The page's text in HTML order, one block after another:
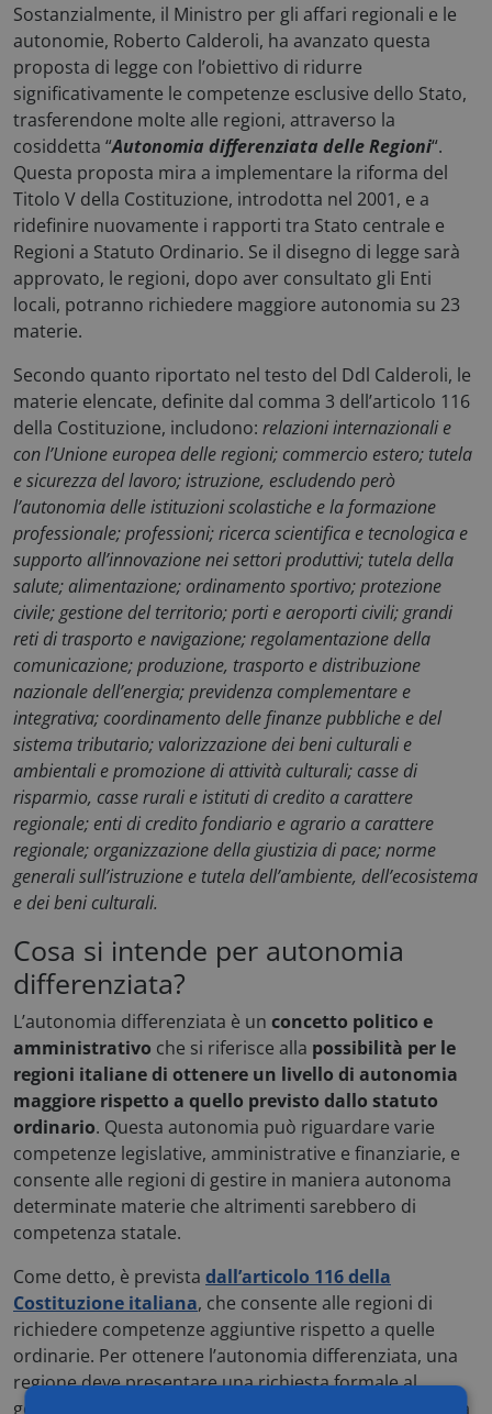
Sostanzialmente, il Ministro per gli affari regionali e le
autonomie, Roberto Calderoli, ha avanzato questa
proposta di legge con l’obiettivo di ridurre
significativamente le competenze esclusive dello Stato,
trasferendone molte alle regioni, attraverso la
cosiddetta “Autonomia differenziata delle Regioni“.
Questa proposta mira a implementare la riforma del
Titolo V della Costituzione, introdotta nel 2001, e a
ridefinire nuovamente i rapporti tra Stato centrale e
Regioni a Statuto Ordinario. Se il disegno di legge sarà
approvato, le regioni, dopo aver consultato gli Enti
locali, potranno richiedere maggiore autonomia su 23
materie.
Secondo quanto riportato nel testo del Ddl Calderoli, le
materie elencate, definite dal comma 3 dell’articolo 116
della Costituzione, includono: relazioni internazionali e
con l’Unione europea delle regioni; commercio estero; tutela
e sicurezza del lavoro; istruzione, escludendo però
l’autonomia delle istituzioni scolastiche e la formazione
professionale; professioni; ricerca scientifica e tecnologica e
supporto all’innovazione nei settori produttivi; tutela della
salute; alimentazione; ordinamento sportivo; protezione
civile; gestione del territorio; porti e aeroporti civili; grandi
reti di trasporto e navigazione; regolamentazione della
comunicazione; produzione, trasporto e distribuzione
nazionale dell’energia; previdenza complementare e
integrativa; coordinamento delle finanze pubbliche e del
sistema tributario; valorizzazione dei beni culturali e
ambientali e promozione di attività culturali; casse di
risparmio, casse rurali e istituti di credito a carattere
regionale; enti di credito fondiario e agrario a carattere
regionale; organizzazione della giustizia di pace; norme
generali sull’istruzione e tutela dell’ambiente, dell’ecosistema
e dei beni culturali.
Cosa si intende per autonomia
differenziata?
L’autonomia differenziata è un concetto politico e
amministrativo che si riferisce alla possibilità per le
regioni italiane di ottenere un livello di autonomia
maggiore rispetto a quello previsto dallo statuto
ordinario. Questa autonomia può riguardare varie
competenze legislative, amministrative e finanziarie, e
consente alle regioni di gestire in maniera autonoma
determinate materie che altrimenti sarebbero di
competenza statale.
Come detto, è prevista dall’articolo 116 della
Costituzione italiana, che consente alle regioni di
richiedere competenze aggiuntive rispetto a quelle
ordinarie. Per ottenere l’autonomia differenziata, una
regione deve presentare una richiesta formale al
governo centrale. Segue una fase di negoziazione tra la